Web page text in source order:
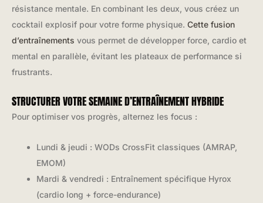
résistance mentale. En combinant les deux, vous créez un
cocktail explosif pour votre forme physique. Cette fusion
d’entraînements vous permet de développer force, cardio et
mental en parallèle, évitant les plateaux de performance si
frustrants.
STRUCTURER VOTRE SEMAINE D’ENTRAÎNEMENT HYBRIDE
Pour optimiser vos progrès, alternez les focus :
Lundi & jeudi : WODs CrossFit classiques (AMRAP,
EMOM)
Mardi & vendredi : Entraînement spécifique Hyrox
(cardio long + force-endurance)